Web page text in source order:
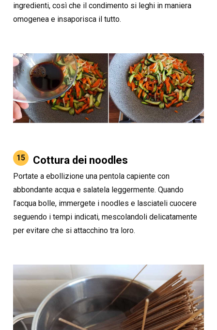
ingredienti, così che il condimento si leghi in maniera
omogenea e insaporisca il tutto.
15 Cottura dei noodles
Portate a ebollizione una pentola capiente con
abbondante acqua e salatela leggermente. Quando
l’acqua bolle, immergete i noodles e lasciateli cuocere
seguendo i tempi indicati, mescolandoli delicatamente
per evitare che si attacchino tra loro.